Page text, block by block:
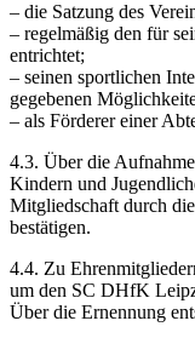
– die Satzung des
– regelmäßig den für
entrichtet;
– seinen sportlichen
gegebenen
– als Förderer einer
4.3. Über die
Kindern und
Mitgliedschaft durch
bestätigen.
4.4. Zu
um den SC DHfK
Über die Ernennung